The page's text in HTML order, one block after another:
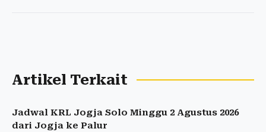
Artikel Terkait
Jadwal KRL Jogja Solo Minggu 2 Agustus 2026
dari Jogja ke Palur